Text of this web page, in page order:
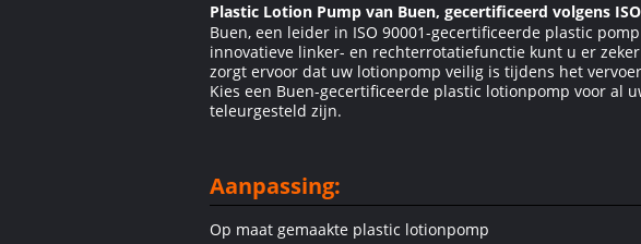
Plastic Lotion Pump van Buen, gecertificeerd volgens
Buen, een leider in ISO 90001-gecertificeerde plastic
innovatieve linker- en rechterrotatiefunctie kunt u er
zorgt ervoor dat uw lotionpomp veilig is tijdens het
Kies een Buen-gecertificeerde plastic lotionpomp voor al
teleurgesteld zijn.
Aanpassing:
Op maat gemaakte plastic lotionpomp